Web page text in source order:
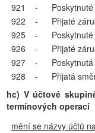
921
-
922
-
Přijaté
925
-
926
-
Přijaté
927
-
928
-
Přijatá
hc) V účtové
termínových operací
mění se názvy účtů